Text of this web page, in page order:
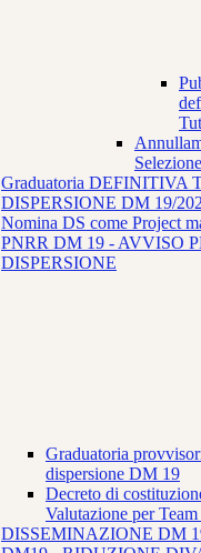
Graduatoria DEFINITIVA
DISPERSIONE DM 19/
Nomina DS come Project
PNRR DM 19 - AVVISO
DISPERSIONE
Graduatoria
dispersione DM 19
Decreto di
Valutazione per
DISSEMINAZIONE DM